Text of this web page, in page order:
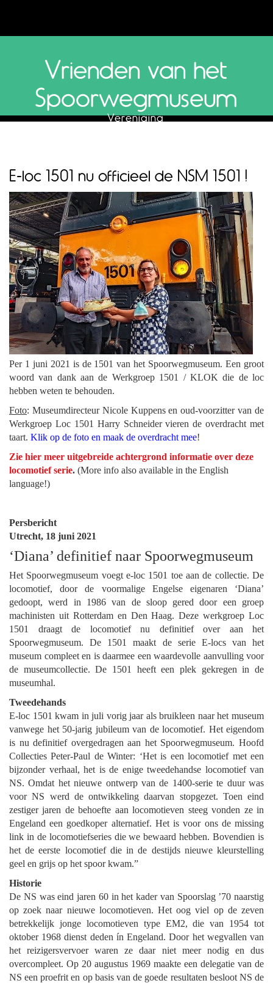
Vrienden van het
Spoorwegmuseum
Vereniging
E-loc 1501 nu officieel de NSM 1501 !
Per 1 juni 2021 is de 1501 van het Spoorwegmuseum. Een groot
woord van dank aan de Werkgroep 1501 / KLOK die de loc
hebben weten te behouden.
Foto: Museumdirecteur Nicole Kuppens en oud-voorzitter van de
Werkgroep Loc 1501 Harry Schneider vieren de overdracht met
taart. Klik op de foto en maak de overdracht mee!
Zie hier meer uitgebreide achtergrond informatie over deze
locomotief serie. (More info also available in the English
language!)
Persbericht
Utrecht, 18 juni 2021
‘Diana’ definitief naar Spoorwegmuseum
Het Spoorwegmuseum voegt e-loc 1501 toe aan de collectie. De
locomotief, door de voormalige Engelse eigenaren ‘Diana’
gedoopt, werd in 1986 van de sloop gered door een groep
machinisten uit Rotterdam en Den Haag. Deze werkgroep Loc
1501 draagt de locomotief nu definitief over aan het
Spoorwegmuseum. De 1501 maakt de serie E-locs van het
museum compleet en is daarmee een waardevolle aanvulling voor
de museumcollectie. De 1501 heeft een plek gekregen in de
museumhal.
Tweedehands
E-loc 1501 kwam in juli vorig jaar als bruikleen naar het museum
vanwege het 50-jarig jubileum van de locomotief. Het eigendom
is nu definitief overgedragen aan het Spoorwegmuseum. Hoofd
Collecties Peter-Paul de Winter: ‘Het is een locomotief met een
bijzonder verhaal, het is de enige tweedehandse locomotief van
NS. Omdat het nieuwe ontwerp van de 1400-serie te duur was
voor NS werd de ontwikkeling daarvan stopgezet. Toen eind
zestiger jaren de behoefte aan locomotieven steeg vonden ze in
Engeland een goedkoper alternatief. Het is voor ons de missing
link in de locomotiefseries die we bewaard hebben. Bovendien is
het de eerste locomotief die in de destijds nieuwe kleurstelling
geel en grijs op het spoor kwam.”
Historie
De NS was eind jaren 60 in het kader van Spoorslag ’70 naarstig
op zoek naar nieuwe locomotieven. Het oog viel op de zeven
betrekkelijk jonge locomotieven type EM2, die van 1954 tot
oktober 1968 dienst deden ín Engeland. Door het wegvallen van
het reizigersvervoer waren ze daar niet meer nodig en dus
overcompleet. Op 20 augustus 1969 maakte een delegatie van de
NS een proefrit en op basis van de goede resultaten besloot NS de